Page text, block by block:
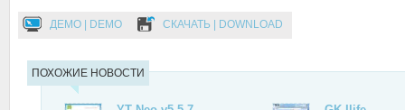
ДЕМО | DEMO СКАЧАТЬ | DOWNLOAD
ПОХОЖИЕ НОВОСТИ